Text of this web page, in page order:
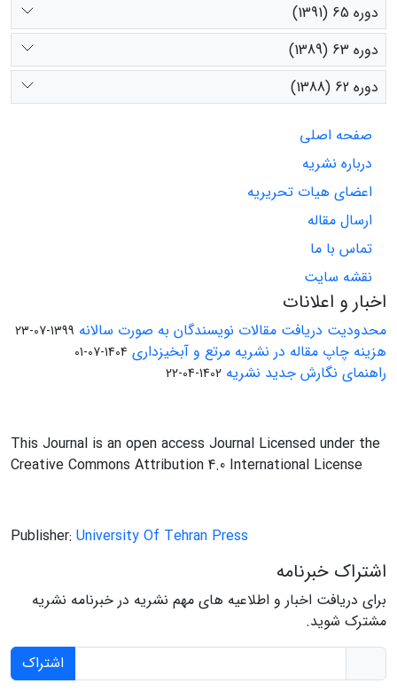
دوره 65 (1391)
دوره 63 (1389)
دوره 62 (1388)
صفحه اصلی
درباره نشریه
اعضای هیات تحریریه
ارسال مقاله
تماس با ما
نقشه سایت
اخبار و اعلانات
محدودیت دریافت مقالات نویسندگان به صورت سالانه 1399-07-23
هزینه چاپ مقاله در نشریه مرتع و آبخیزداری 1404-07-01
راهنمای نگارش جدید نشریه 1402-04-22
This Journal is an open access Journal Licensed under the
Creative Commons Attribution 4.0 International License
Publisher: University Of Tehran Press
اشتراک خبرنامه
برای دریافت اخبار و اطلاعیه های مهم نشریه در خبرنامه نشریه
مشترک شوید.
اشتراک